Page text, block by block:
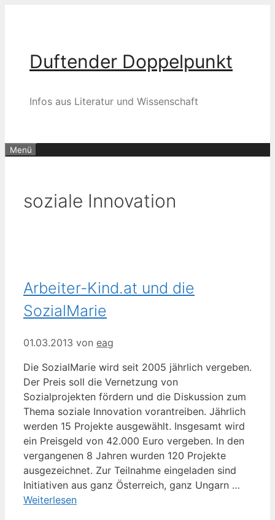
Duftender Doppelpunkt
Infos aus Literatur und Wissenschaft
Menü
soziale Innovation
Arbeiter-Kind.at und die
SozialMarie
01.03.2013 von eag
Die SozialMarie wird seit 2005 jährlich vergeben.
Der Preis soll die Vernetzung von
Sozialprojekten fördern und die Diskussion zum
Thema soziale Innovation vorantreiben. Jährlich
werden 15 Projekte ausgewählt. Insgesamt wird
ein Preisgeld von 42.000 Euro vergeben. In den
vergangenen 8 Jahren wurden 120 Projekte
ausgezeichnet. Zur Teilnahme eingeladen sind
Initiativen aus ganz Österreich, ganz Ungarn …
Weiterlesen